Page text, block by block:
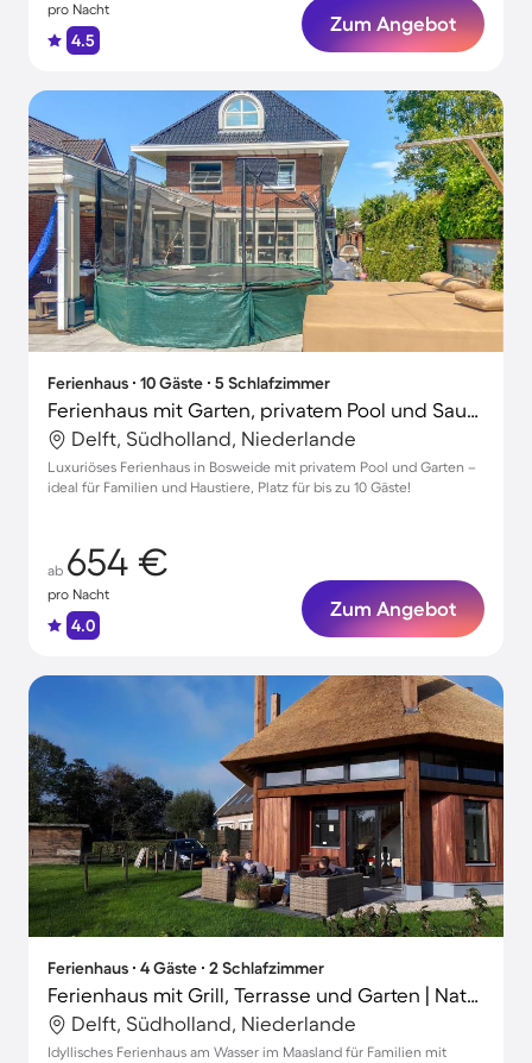
pro Nacht
4.5
Zum Angebot
Ferienhaus ∙ 10 Gäste ∙ 5 Schlafzimmer
Ferienhaus mit Garten, privatem Pool und Sauna
Delft, Südholland, Niederlande
Luxuriöses Ferienhaus in Bosweide mit privatem Pool und Garten –
ideal für Familien und Haustiere, Platz für bis zu 10 Gäste!
ab 654 €
pro Nacht
4.0
Zum Angebot
Ferienhaus ∙ 4 Gäste ∙ 2 Schlafzimmer
Ferienhaus mit Grill, Terrasse und Garten | Naturblick
Delft, Südholland, Niederlande
Idyllisches Ferienhaus am Wasser im Maasland für Familien mit